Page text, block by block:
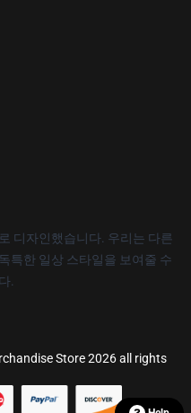
디자인했습니다. 우리는 다른
특한 일상 스타일을 보여줄 수
.
Store 2026 all rights